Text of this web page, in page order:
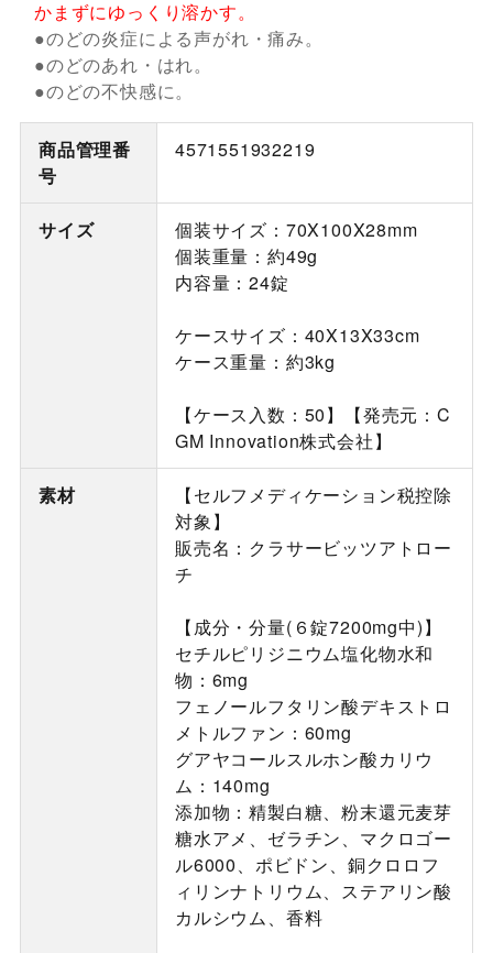
かまずにゆっくり溶かす。
●のどの炎症による声がれ・痛み。
●のどのあれ・はれ。
●のどの不快感に。
商品管理番
号
4571551932219
サイズ
個装サイズ：70X100X28mm
個装重量：約49g
内容量：24錠
ケースサイズ：40X13X33cm
ケース重量：約3kg
【ケース入数：50】【発売元：C
GM Innovation株式会社】
素材
【セルフメディケーション税控除
対象】
販売名：クラサービッツアトロー
チ
【成分・分量(６錠7200mg中)】
セチルピリジニウム塩化物水和
物：6mg
フェノールフタリン酸デキストロ
メトルファン：60mg
グアヤコールスルホン酸カリウ
ム：140mg
添加物：精製白糖、粉末還元麦芽
糖水アメ、ゼラチン、マクロゴー
ル6000、ポビドン、銅クロロフ
ィリンナトリウム、ステアリン酸
カルシウム、香料